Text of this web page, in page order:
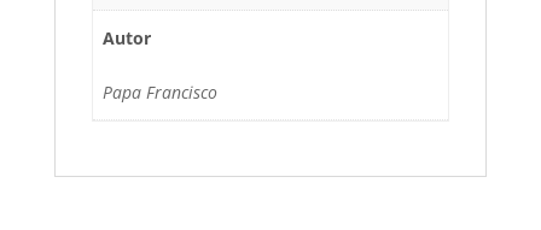
Autor
Papa Francisco